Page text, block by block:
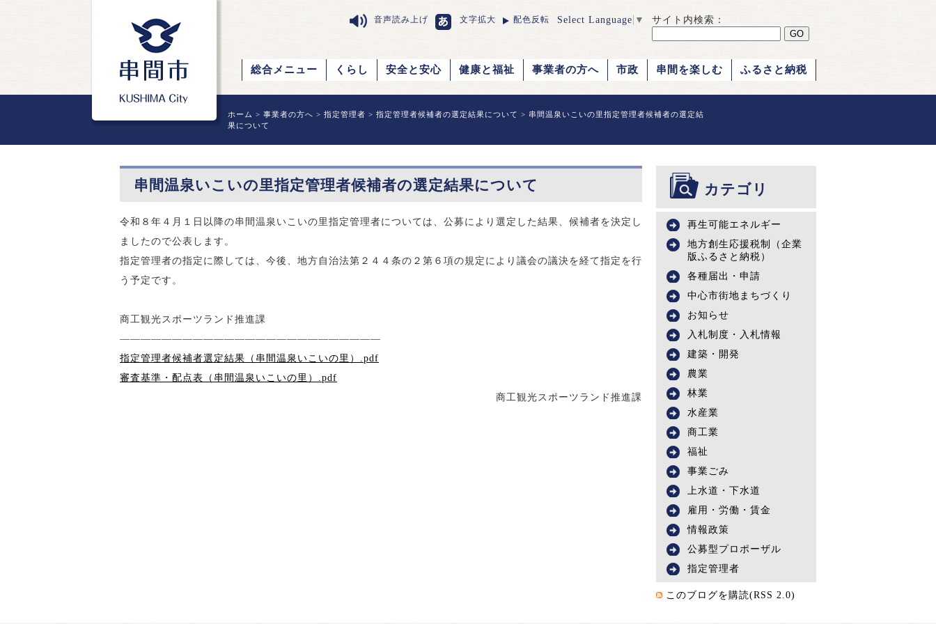
音声読み上げ 文字拡大 配色反転 Select Language ▼ サイト内検索：
総合メニュー くらし 安全と安心 健康と福祉 事業者の方へ 市政 串間を楽しむ ふるさと納税
ホーム > 事業者の方へ > 指定管理者 > 指定管理者候補者の選定結果について > 串間温泉いこいの里指定管理者候補者の選定結
果について
串間温泉いこいの里指定管理者候補者の選定結果について
令和８年４月１日以降の串間温泉いこいの里指定管理者については、公募により選定した結果、候補者を決定し
ましたので公表します。
指定管理者の指定に際しては、今後、地方自治法第２４４条の２第６項の規定により議会の議決を経て指定を行
う予定です。
商工観光スポーツランド推進課
―――――――――――――――――――――――――
指定管理者候補者選定結果（串間温泉いこいの里）.pdf
審査基準・配点表（串間温泉いこいの里）.pdf
商工観光スポーツランド推進課
カテゴリ
再生可能エネルギー
地方創生応援税制（企業
版ふるさと納税）
各種届出・申請
中心市街地まちづくり
お知らせ
入札制度・入札情報
建築・開発
農業
林業
水産業
商工業
福祉
事業ごみ
上水道・下水道
雇用・労働・賃金
情報政策
公募型プロポーザル
指定管理者
このブログを購読(RSS 2.0)